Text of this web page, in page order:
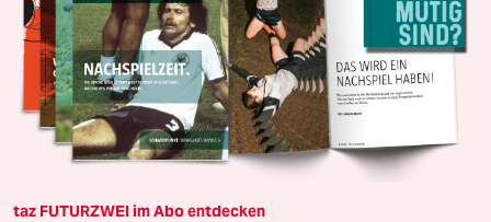
taz FUTURZWEI im Abo entdecken